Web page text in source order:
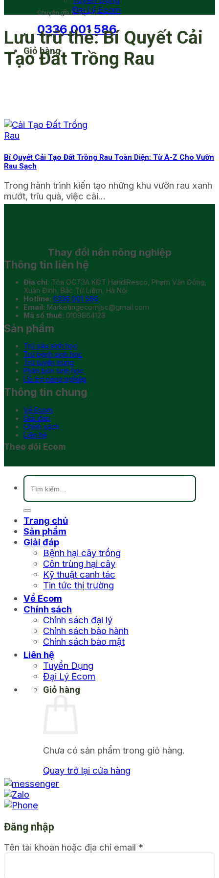
Chuyên gia hỗ trợ 24/7
0336 001 586
Giỏ hàng
Đại Lý Ecom
Lưu trữ thẻ:Bí Quyết Cải
Tạo Đất Trồng Rau
Bí Quyết Cải Tạo Đất Trồng Rau Toàn Diện: Từ A-Z Cho Vườn
Rau Sạch
Trong hành trình kiến tạo những khu vườn rau xanh
mướt, trĩu quả, việc cải...
Thay đổi nền nông nghiệp
Thông tin liên hệ
Địa chỉ: Tòa OCT3A KĐT HandiResco, Phạm Văn Đồng,
Xuân Đỉnh, Bắc Từ Liêm, Hà Nội
Hotline: 0336 001 586
Email: Marketingecomjsc@gmail.com
Mã số thuế: 0109864128
Sản phẩm
Trừ sâu sinh học
Trừ bệnh sinh học
Trừ tuyến trùng
Phân bón sinh học
Hỗ trợ nông nghiệp
Thông tin chung
Về Ecom
Giải đáp
Chính sách
Liên hệ
Theo dõi Ecom
Tìm
kiếm:
Trang chủ
Sản phẩm
Giải đáp
Bệnh hại cây trồng
Côn trùng hại cây
Kỹ thuật canh tác
Tin tức thị trường
Về Ecom
Chính sách
Chính sách đại lý
Chính sách bảo hành
Chính sách bảo mật
Liên hệ
Tuyển Dụng
Đại Lý Ecom
Giỏ hàng
Chưa có sản phẩm trong giỏ hàng.
Quay trở lại cửa hàng
Đăng nhập
Tên tài khoản hoặc địa chỉ email *